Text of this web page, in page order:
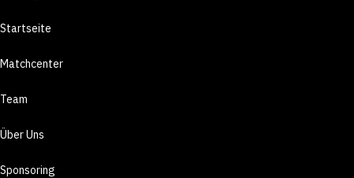
Startseite
Matchcenter
Team
Über Uns
Sponsoring